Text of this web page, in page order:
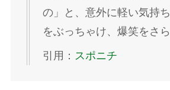
の」と、意外に軽い気持
をぶっちゃけ、爆笑をさら
引用： スポニチ